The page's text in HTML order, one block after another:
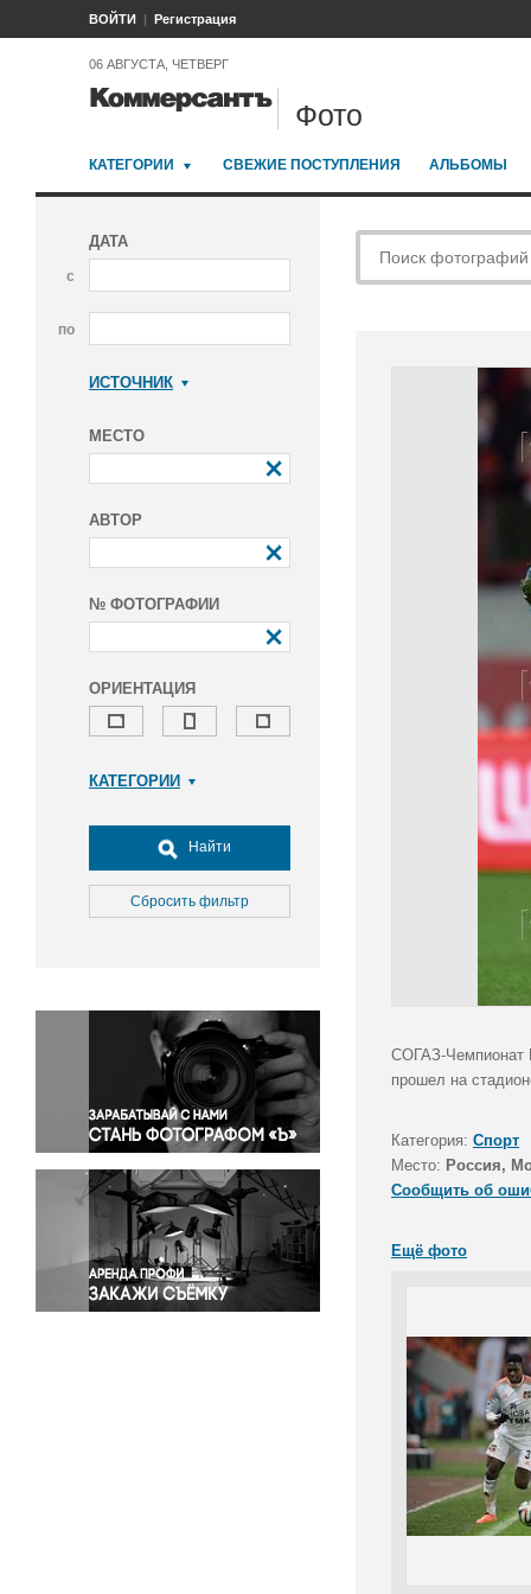
ВОЙТИ Регистрация
06 АВГУСТА, ЧЕТВЕРГ
Фото
КАТЕГОРИИ СВЕЖИЕ ПОСТУПЛЕНИЯ АЛЬБОМЫ
ДАТА
с
по
ИСТОЧНИК
МЕСТО
АВТОР
№ ФОТОГРАФИИ
ОРИЕНТАЦИЯ
КАТЕГОРИИ
Досуг, туризм и отдых
Культура
Медицина
Окружающая среда
Политика
Правосудие
Происшествия и конфликты
Религия
Светская жизнь
Спорт
Экология
Экономика и бизнес
Найти
Сбросить фильтр
СОГАЗ-Чемпионат
прошел на
Категория: Спорт
Место: Россия,
Сообщить об
Ещё фото